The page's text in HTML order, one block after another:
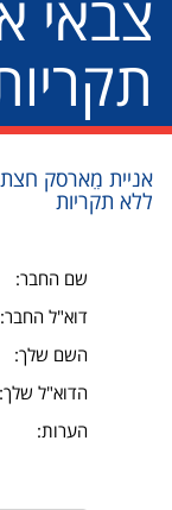
צבאי
אניית מֵארסק
ללא תקריות
שם החבר:
דוא"ל החבר:
השם שלך:
הדוא"ל שלך:
הערות: